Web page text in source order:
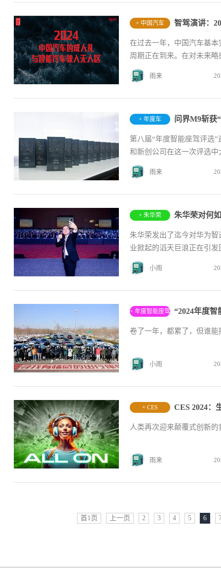
+ 中国汽车 智驾演讲：
在过去一年，中国汽车基
周期正在到来。在对未来
雨来
+ 年度车
第八届“年度智能座驾评选
和新创公司在这一次评选
雨来
+ 朱华荣 朱华荣对何
朱华荣发出了迄今对华为
业掀起的滔天巨浪正在引
小雨
+ 年度智能座驾
卷了一年，都累了，但谁
小雨
+ CES CES 2024：
人类再次迎来颠覆式创新的
雨来
首1页 上一页 2 3 4 5 6